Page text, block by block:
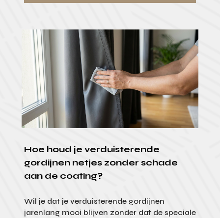
Hoe houd je verduisterende
gordijnen netjes zonder schade
aan de coating?
Wil je dat je verduisterende gordijnen
jarenlang mooi blijven zonder dat de speciale